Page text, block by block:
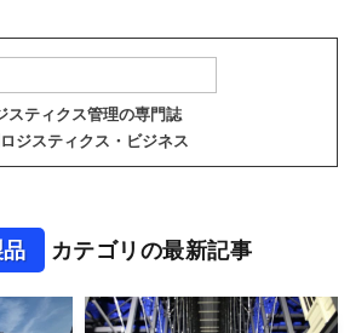
スティクス管理の専門誌
ジスティクス・ビジネス
カテゴリの最新記事